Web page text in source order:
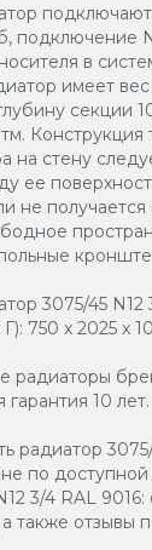
подключение
в
имеет вес
секции
Конструкция
на стену
ее
не получается
3075/45 N12
750 x 2025 x
радиаторы
гарантия 10 лет.
радиатор
по
3/4 RAL
также отзывы